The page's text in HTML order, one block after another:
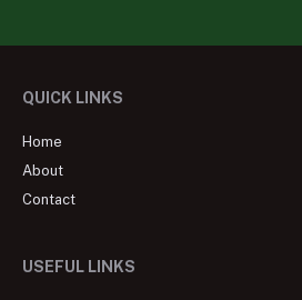
QUICK LINKS
Home
About
Contact
USEFUL LINKS